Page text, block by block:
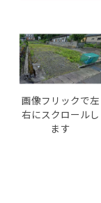
画像フリックで左
右にスクロールし
ます